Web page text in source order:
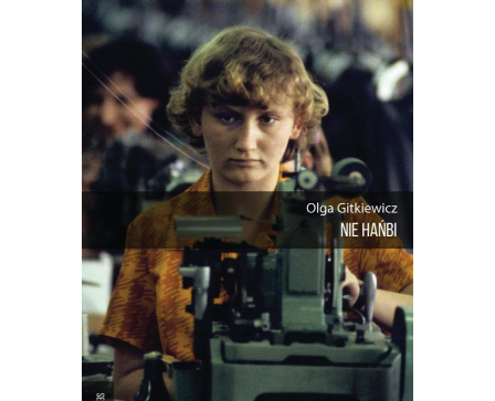
[EBOOK] Olga Gitkiewicz – NIE
HAŃBI
Podobno praca leży na ulicy. Niejeden z
bohaterów tej książki się o nią potknął.
Bezrobocie jest najniższe od ponad
dwóch dekad, a warunki na rynku pracy
dyktują pracownicy. Ponoć. Są wykresy i
tabele, które to mają potwierdzać, są
analitycy, którzy […]
33.00zł 16.50zł
E-BOOK DO KOSZYKA